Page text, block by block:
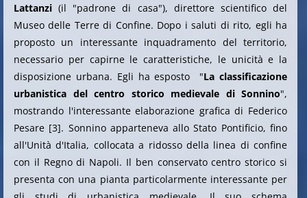
Lattanzi (il "padrone di casa"), direttore scientifico del
Museo delle Terre di Confine. Dopo i saluti di rito, egli ha
proposto un interessante inquadramento del territorio,
necessario per capirne le caratteristiche, le unicità e la
disposizione urbana. Egli ha esposto "La classificazione
urbanistica del centro storico medievale di Sonnino",
mostrando l'interessante elaborazione grafica di Federico
Pesare [3]. Sonnino apparteneva allo Stato Pontificio, fino
all'Unità d'Italia, collocata a ridosso della linea di confine
con il Regno di Napoli. Il ben conservato centro storico si
presenta con una pianta particolarmente interessante per